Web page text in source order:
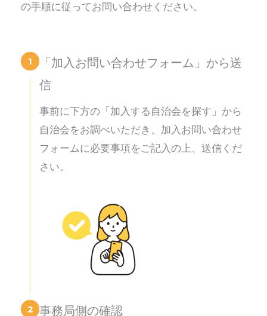
の手順に従ってお問い合わせください。
1
「加入お問い合わせフォーム」から送
信
事前に下方の「加入する自治会を探す」から
自治会をお調べいただき、加入お問い合わせ
フォームに必要事項をご記入の上、送信くだ
さい。
2 事務局側の確認